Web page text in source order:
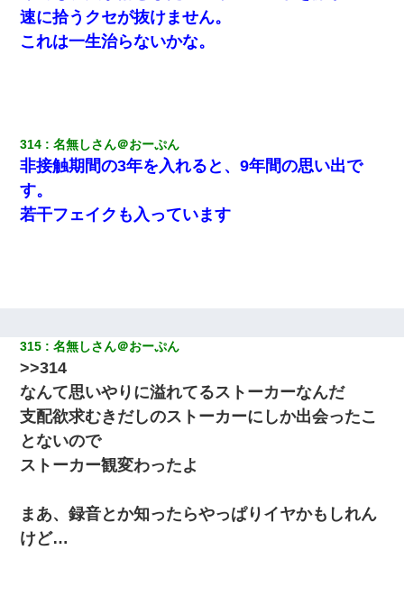
速に拾うクセが抜けません。
これは一生治らないかな。
314 名無しさん＠おーぷん
非接触期間の3年を入れると、9年間の思い出で
す。
若干フェイクも入っています
315 名無しさん＠おーぷん
>>314
なんて思いやりに溢れてるストーカーなんだ
支配欲求むきだしのストーカーにしか出会ったこ
とないので
ストーカー観変わったよ
まあ、録音とか知ったらやっぱりイヤかもしれん
けど…